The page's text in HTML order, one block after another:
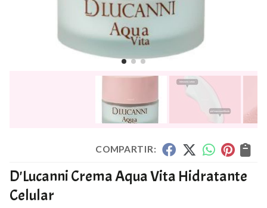
COMPARTIR:
D'Lucanni Crema Aqua Vita Hidratante
Celular